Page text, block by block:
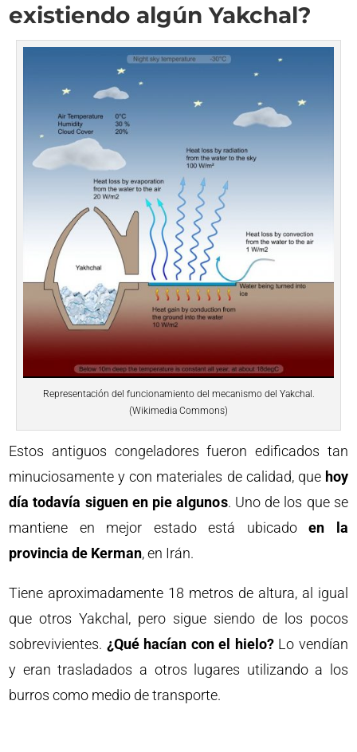
existiendo algún Yakchal?
Representación del funcionamiento del mecanismo del Yakchal.
(Wikimedia Commons)
Estos antiguos congeladores fueron edificados tan
minuciosamente y con materiales de calidad, que hoy
día todavía siguen en pie algunos. Uno de los que se
mantiene en mejor estado está ubicadoen la
provincia de Kerman, en Irán.
Tiene aproximadamente 18 metros de altura, al igual
que otros Yakchal, pero sigue siendo de los pocos
sobrevivientes. ¿Qué hacían con el hielo?Lo vendían
y eran trasladados a otros lugares utilizando a los
burros como medio de transporte.